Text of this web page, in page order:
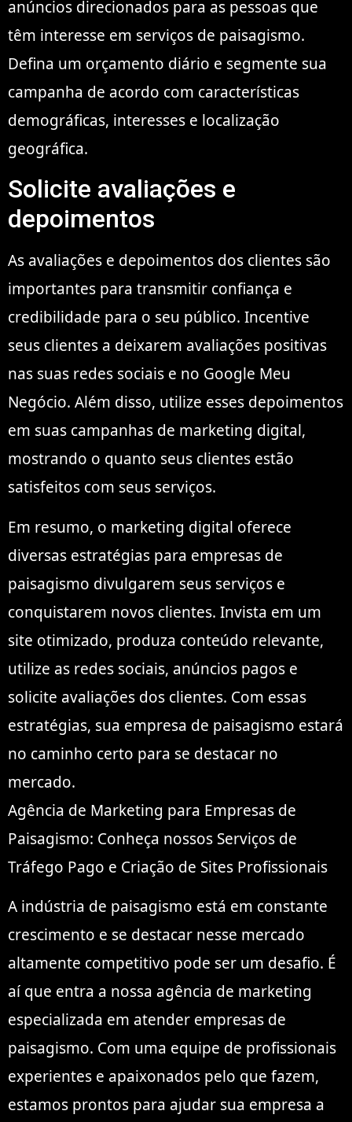
anúncios direcionados para as pessoas que
têm interesse em serviços de paisagismo.
Defina um orçamento diário e segmente sua
campanha de acordo com características
demográficas, interesses e localização
geográfica.
Solicite avaliações e
depoimentos
As avaliações e depoimentos dos clientes são
importantes para transmitir confiança e
credibilidade para o seu público. Incentive
seus clientes a deixarem avaliações positivas
nas suas redes sociais e no Google Meu
Negócio. Além disso, utilize esses depoimentos
em suas campanhas de marketing digital,
mostrando o quanto seus clientes estão
satisfeitos com seus serviços.
Em resumo, o marketing digital oferece
diversas estratégias para empresas de
paisagismo divulgarem seus serviços e
conquistarem novos clientes. Invista em um
site otimizado, produza conteúdo relevante,
utilize as redes sociais, anúncios pagos e
solicite avaliações dos clientes. Com essas
estratégias, sua empresa de paisagismo estará
no caminho certo para se destacar no
mercado.
Agência de Marketing para Empresas de
Paisagismo: Conheça nossos Serviços de
Tráfego Pago e Criação de Sites Profissionais
A indústria de paisagismo está em constante
crescimento e se destacar nesse mercado
altamente competitivo pode ser um desafio. É
aí que entra a nossa agência de marketing
especializada em atender empresas de
paisagismo. Com uma equipe de profissionais
experientes e apaixonados pelo que fazem,
estamos prontos para ajudar sua empresa a